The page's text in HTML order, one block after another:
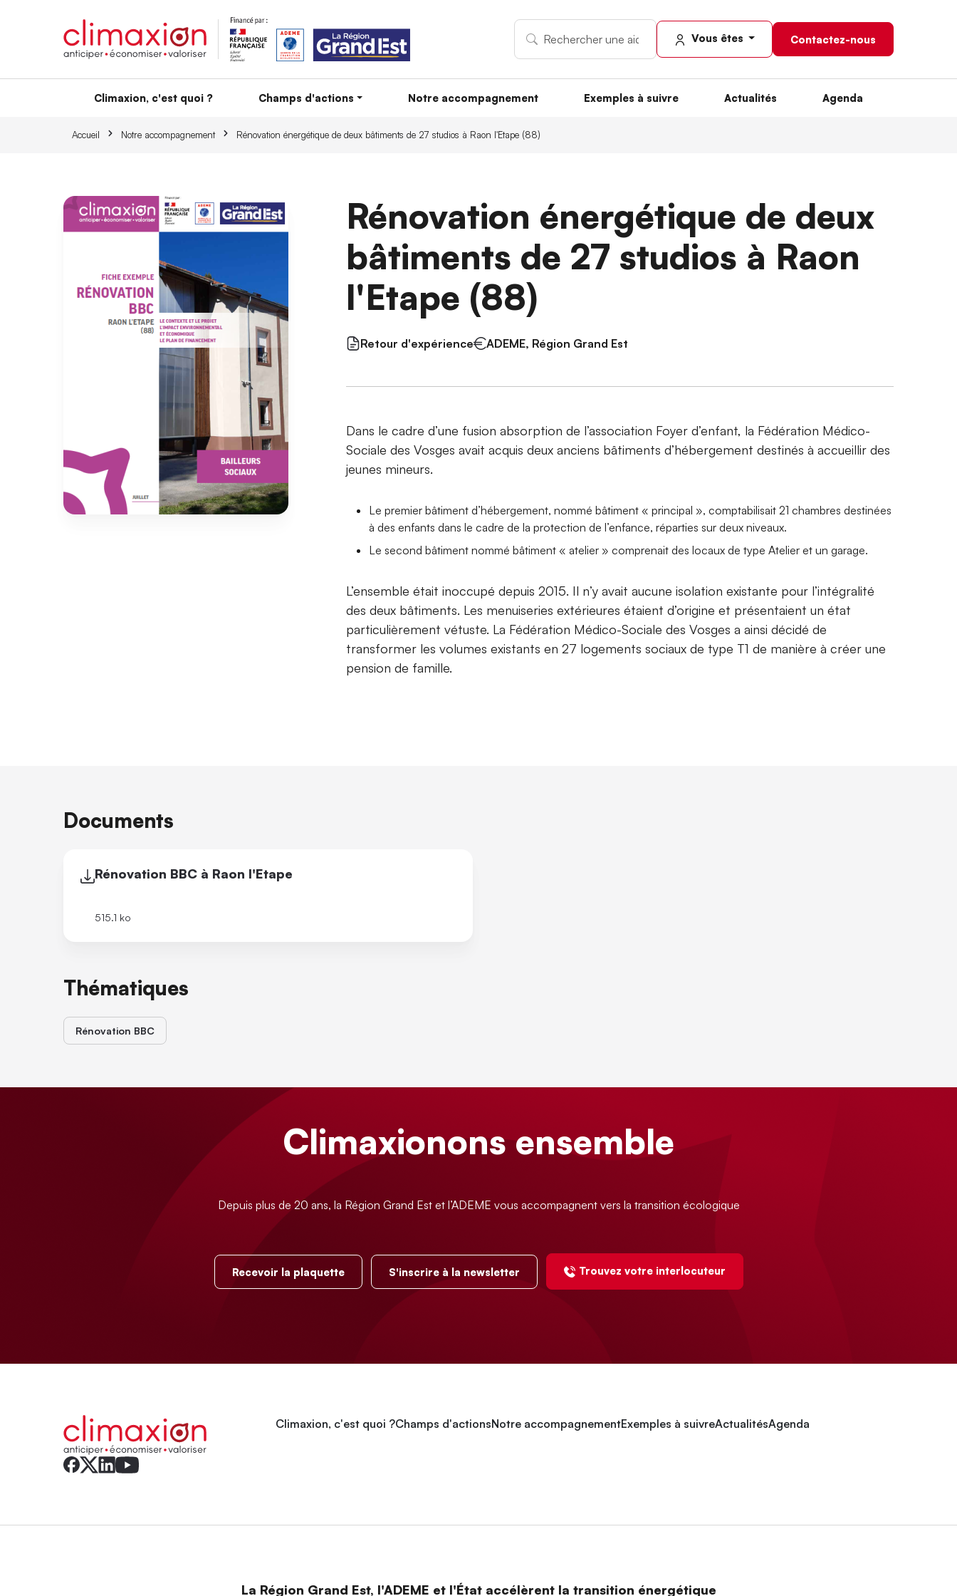
Vous êtes Contactez-nous
Climaxion, c'est quoi ? Champs d'actions Notre accompagnement Exemples à suivre Actualités Agenda
Accueil Notre accompagnement Rénovation énergétique de deux bâtiments de 27 studios à Raon l'Etape (88)
Rénovation énergétique de deux
bâtiments de 27 studios à Raon
l'Etape (88)
Retour d'expérience ADEME, Région Grand Est
Dans le cadre d’une fusion absorption de l’association Foyer d’enfant, la Fédération Médico-
Sociale des Vosges avait acquis deux anciens bâtiments d’hébergement destinés à accueillir des
jeunes mineurs.
Le premier bâtiment d’hébergement, nommé bâtiment « principal », comptabilisait 21 chambres destinées
à des enfants dans le cadre de la protection de l’enfance, réparties sur deux niveaux.
Le second bâtiment nommé bâtiment « atelier » comprenait des locaux de type Atelier et un garage.
L’ensemble était inoccupé depuis 2015. Il n’y avait aucune isolation existante pour l’intégralité
des deux bâtiments. Les menuiseries extérieures étaient d’origine et présentaient un état
particulièrement vétuste. La Fédération Médico-Sociale des Vosges a ainsi décidé de
transformer les volumes existants en 27 logements sociaux de type T1 de manière à créer une
pension de famille.
Documents
Rénovation BBC à Raon l'Etape
515.1 ko
Thématiques
Rénovation BBC
Climaxionons ensemble
Depuis plus de 20 ans, la Région Grand Est et l’ADEME vous accompagnent vers la transition écologique
Recevoir la plaquette S'inscrire à la newsletter Trouvez votre interlocuteur
Climaxion, c'est quoi ?Champs d'actionsNotre accompagnementExemples à suivreActualitésAgenda
La Région Grand Est, l'ADEME et l'État accélèrent la transition énergétique